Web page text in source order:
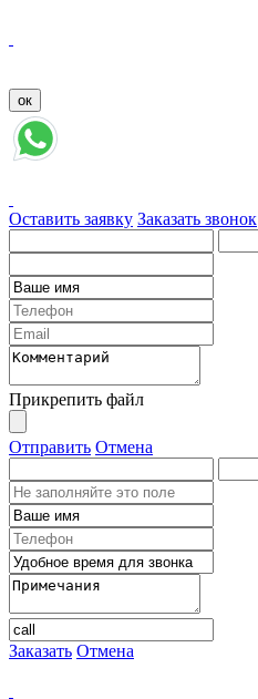
Оставить заявку Заказать звонок
Прикрепить файл
Отправить Отмена
Заказать Отмена